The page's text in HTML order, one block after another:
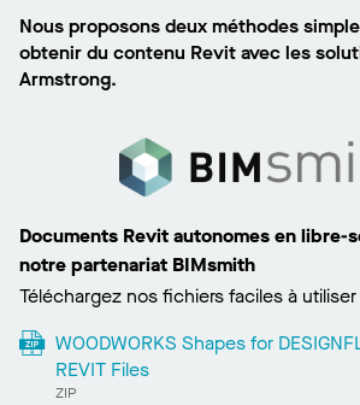
Nous proposons deux méthodes
obtenir du contenu Revit avec les
Armstrong.
Documents Revit autonomes en libre-
notre partenariat BIMsmith
Téléchargez nos fichiers faciles à
WOODWORKS Shapes for
REVIT Files
ZIP